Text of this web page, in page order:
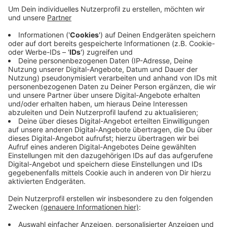
Anzeige
Dachziegel auf einem Haus sind immer noch locker und
drohen runterzufallen. Dachdecker können sich erst
Anfang kommender Woche darum kümmern. Um sich
einen Überblick über die Lage zu verschaffen war am
Mittag vorsichtshalber auch eine Spur der
Münsterstraße gesperrt. Diese Sperrung ist aber nicht
mehr nötig. Die Feuerwehr war im Einsatz.
Anzeige